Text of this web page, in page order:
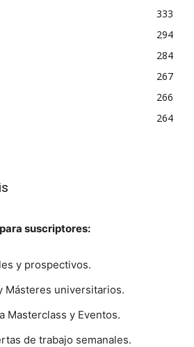
333
294
284
267
266
264
suscriptores:
y prospectivos.
Másteres universitarios.
Masterclass y Eventos.
de trabajo semanales.